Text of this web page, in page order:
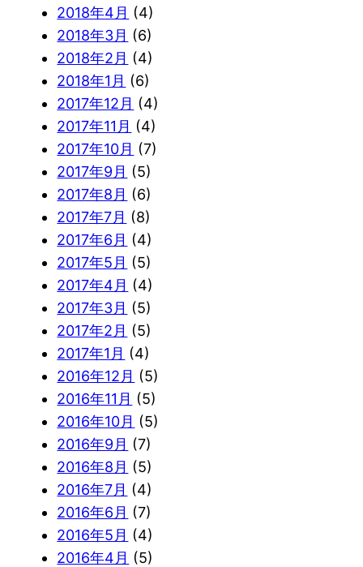
2018年4月 (4)
2018年3月 (6)
2018年2月 (4)
2018年1月 (6)
2017年12月 (4)
2017年11月 (4)
2017年10月 (7)
2017年9月 (5)
2017年8月 (6)
2017年7月 (8)
2017年6月 (4)
2017年5月 (5)
2017年4月 (4)
2017年3月 (5)
2017年2月 (5)
2017年1月 (4)
2016年12月 (5)
2016年11月 (5)
2016年10月 (5)
2016年9月 (7)
2016年8月 (5)
2016年7月 (4)
2016年6月 (7)
2016年5月 (4)
2016年4月 (5)